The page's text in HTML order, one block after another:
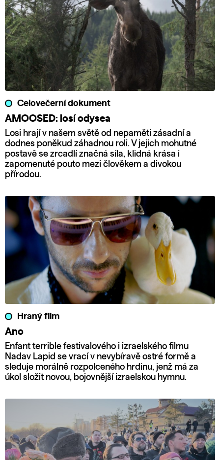
Celovečerní dokument
AMOOSED: losí odysea
Losi hrají v našem světě od nepaměti zásadní a
dodnes poněkud záhadnou roli. V jejich mohutné
postavě se zrcadlí značná síla, klidná krása i
zapomenuté pouto mezi člověkem a divokou
přírodou.
Hraný film
Ano
Enfant terrible festivalového i izraelského filmu
Nadav Lapid se vrací v nevybíravě ostré formě a
sleduje morálně rozpolceného hrdinu, jenž má za
úkol složit novou, bojovnější izraelskou hymnu.